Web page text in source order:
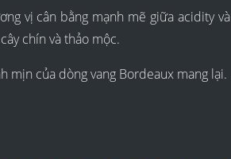
vị cân bằng mạnh mẽ giữa acidity và
chín và thảo mộc.
mịn của dòng vang Bordeaux mang lại.